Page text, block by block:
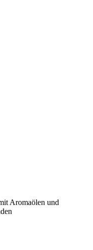
Aromaölen und